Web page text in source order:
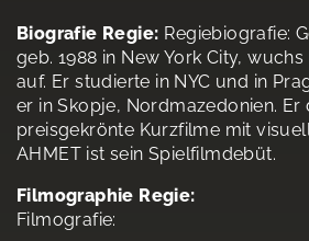
Biografie Regie: Regiebiografie:
geb. 1988 in New York City,
auf. Er studierte in NYC und in
er in Skopje, Nordmazedonien. Er
preisgekrönte Kurzfilme mit
AHMET ist sein Spielfilmdebüt.
Filmographie Regie:
Filmografie: